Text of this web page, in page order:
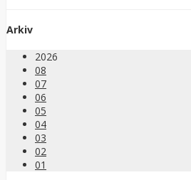
Arkiv
2026
08
07
06
05
04
03
02
01